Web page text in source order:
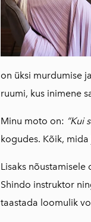
on üksi murdumise
ruumi, kus inimene
Minu moto on: “Kui
kogudes. Kõik,
Lisaks
Shindo instruktor
taastada loomulik